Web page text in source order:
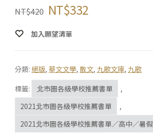
NT$420 NT$332
加入願望清單
分類: 絕版, 華文文學, 散文, 九歌文庫, 九歌
標籤:
北市圖各級學校推薦書單
,
2021北市圖各級學校推薦書單
,
2021北市圖各級學校推薦書單／高中／暑假